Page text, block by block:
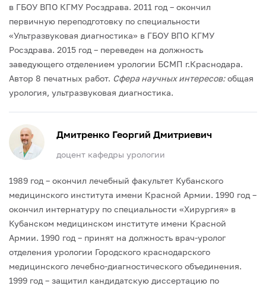
в ГБОУ ВПО КГМУ Росздрава. 2011 год – окончил
первичную переподготовку по специальности
«Ультразвуковая диагностика» в ГБОУ ВПО КГМУ
Росздрава. 2015 год – переведен на должность
заведующего отделением урологии БСМП г.Краснодара.
Автор 8 печатных работ. Сфера научных интересов:общая
урология, ультразвуковая диагностика.
Дмитренко Георгий Дмитриевич
доцент кафедры урологии
1989 год – окончил лечебный факультет Кубанского
медицинского института имени Красной Армии. 1990 год –
окончил интернатуру по специальности «Хирургия» в
Кубанском медицинском институте имени Красной
Армии. 1990 год – принят на должность врач-уролог
отделения урологии Городского краснодарского
медицинского лечебно-диагностического объединения.
1999 год – защитил кандидатскую диссертацию по